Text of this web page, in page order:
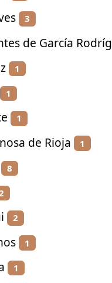
3
de García
1
1
1
de Rioja 1
8
2
1
1